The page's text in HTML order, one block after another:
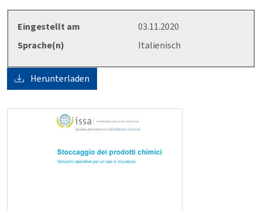
Eingestellt am
03.11.2020
Sprache(n)
Italienisch
Herunterladen